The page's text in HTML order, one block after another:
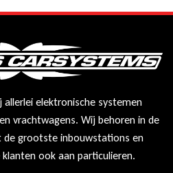
allerlei elektronische systemen
vrachtwagens. Wij behoren in de
grootste inbouwstations en
ook aan particulieren.